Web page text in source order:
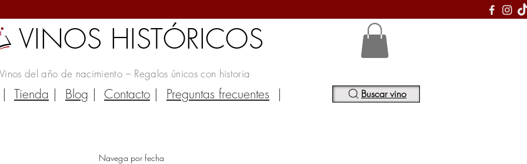
VINOS HISTÓRICOS
Vinos del año de nacimiento – Regalos únicos con historia
| Tienda | Blog | Contacto | Preguntas frecuentes | Buscar vino
Navega por fecha